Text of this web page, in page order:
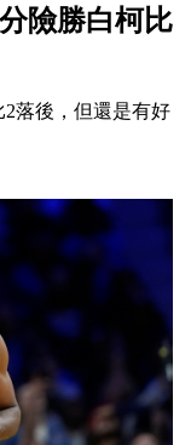
險勝白柯比
落後，但還是有好